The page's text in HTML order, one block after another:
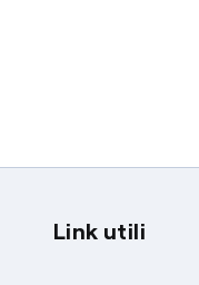
Link utili